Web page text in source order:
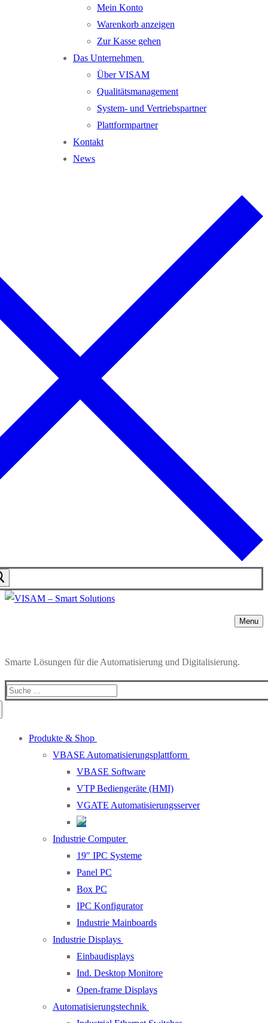
Mein Konto
Warenkorb anzeigen
Zur Kasse gehen
Das Unternehmen
Über VISAM
Qualitätsmanagement
System- und Vertriebspartner
Plattformpartner
Kontakt
News
Menu
Smarte Lösungen für die Automatisierung und Digitalisierung.
Produkte & Shop
VBASE Automatisierungsplattform
VBASE Software
VTP Bediengeräte (HMI)
VGATE Automatisierungsserver
Industrie Computer
19″ IPC Systeme
Panel PC
Box PC
IPC Konfigurator
Industrie Mainboards
Industrie Displays
Einbaudisplays
Ind. Desktop Monitore
Open-frame Displays
Automatisierungstechnik